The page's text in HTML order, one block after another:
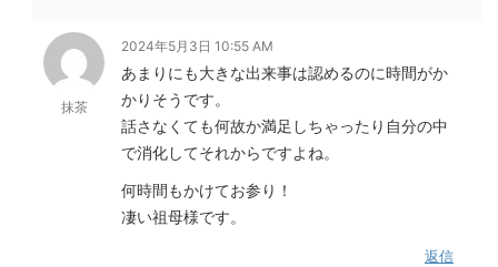
抹茶
2024年5月3日 10:55 AM
あまりにも大きな出来事は認めるのに時間がか
かりそうです。
話さなくても何故か満足しちゃったり自分の中
で消化してそれからですよね。
何時間もかけてお参り！
凄い祖母様です。
返信